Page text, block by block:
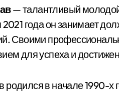
— талантливый
года он занимает
Своими
для успеха и
в начале 1990-х